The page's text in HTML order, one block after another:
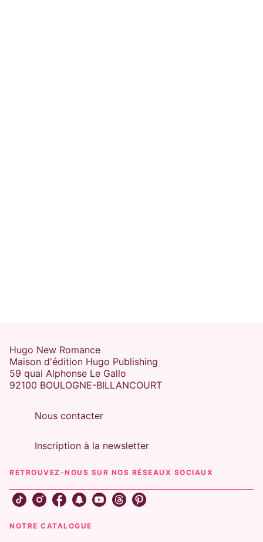
Hugo New Romance
Maison d'édition Hugo Publishing
59 quai Alphonse Le Gallo
92100 BOULOGNE-BILLANCOURT
Nous contacter
Inscription à la newsletter
RETROUVEZ-NOUS SUR NOS RÉSEAUX SOCIAUX
NOTRE CATALOGUE